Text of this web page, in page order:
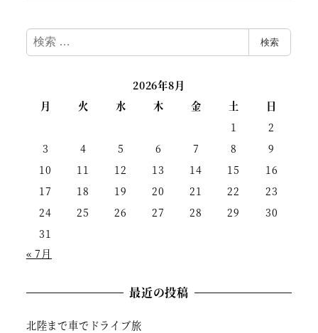
検
索
検索
2026年8月
月
火 水 木 金 土
日
1
2
3
4 5 6 7 8
9
10
11 12 13 14 15
16
17
18 19 20 21 22
23
24
25 26 27 28 29
30
31
« 7月
最近の投稿
北陸まで車でドライブ旅